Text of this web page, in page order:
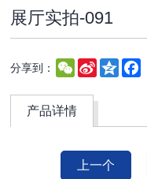
展厅实拍-091
分享到： WeChat
Sina
Weibo
Qzone
产品详情
上一个